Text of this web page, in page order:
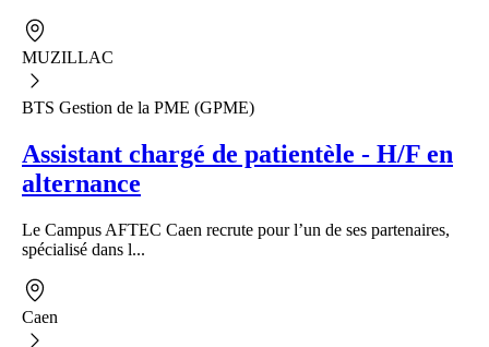
MUZILLAC
BTS Gestion de la PME (GPME)
Assistant chargé de patientèle - H/F en
alternance
Le Campus AFTEC Caen recrute pour l’un de ses partenaires,
spécialisé dans l...
Caen